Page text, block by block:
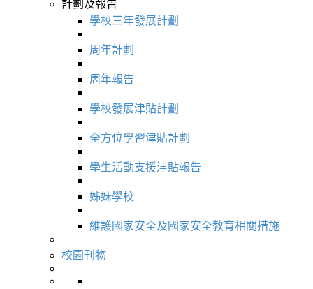
計劃及報告
學校三年發展計劃
周年計劃
周年報告
學校發展津貼計劃
全方位學習津貼計劃
學生活動支援津貼報告
姊妹學校
維護國家安全及國家安全教育相關措施
校園刊物